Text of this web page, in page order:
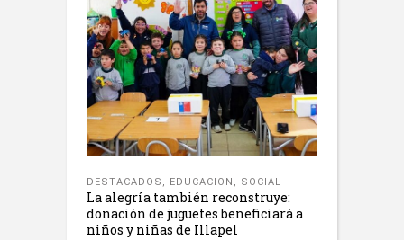
DESTACADOS , EDUCACION , SOCIAL
La alegría también reconstruye:
donación de juguetes beneficiará a
niños y niñas de Illapel